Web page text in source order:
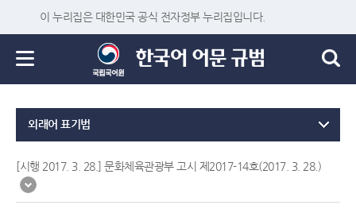
이 누리집은 대한민국 공식 전자정부 누리집입니다.
외래어 표기법
[시행 2017. 3. 28.] 문화체육관광부 고시 제2017-14호(2017. 3. 28.)